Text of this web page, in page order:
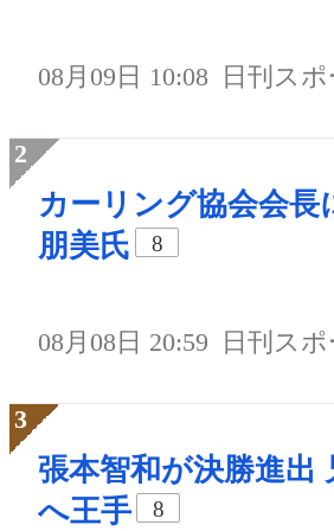
08月09日 10:08 日刊スポ
カーリング協会会長
朋美氏
8
08月08日 20:59 日刊スポ
張本智和が決勝進出
へ王手
8